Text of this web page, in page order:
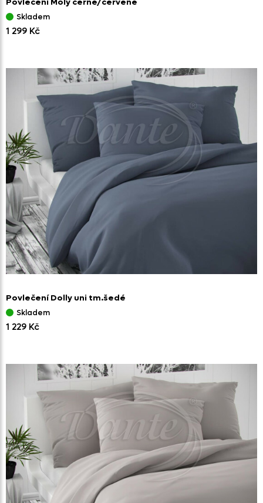
Skladem
1 299 Kč
Povlečení Dolly uni tm.šedé
Skladem
1 229 Kč